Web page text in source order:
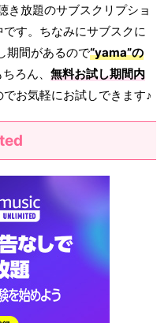
き放題のサブスクリプショ
す。ちなみにサブスクに
期間があるので“yama”の
ろん、 無料お試し期間内
でお気軽にお試しできます♪